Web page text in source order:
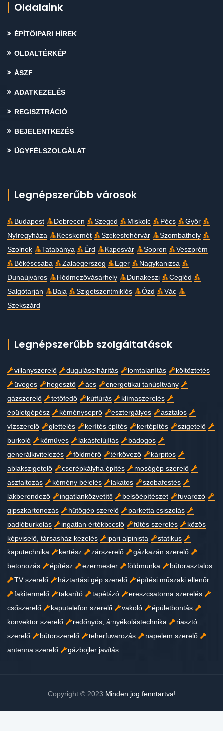
Oldalaink
ÉPÍTŐIPARI HÍREK
OLDALTÉRKÉP
ÁSZF
ADATKEZELÉS
REGISZTRÁCIÓ
BEJELENTKEZÉS
ÜGYFÉLSZOLGÁLAT
Legnépszerűbb városok
Budapest Debrecen Szeged Miskolc Pécs
Győr
Nyíregyháza
Kecskemét Székesfehérvár
Szombathely
Szolnok
Tatabánya Érd Kaposvár Sopron
Veszprém
Békéscsaba
Zalaegerszeg Eger
Nagykanizsa
Dunaújváros
Hódmezővásárhely Dunakeszi
Cegléd
Salgótarján
Baja Szigetszentmiklós Ózd
Vác
Szekszárd
Legnépszerűbb szolgáltatások
villanyszerelő duguláselhárítás lomtalanítás
költöztetés
üveges
hegesztő ács
energetikai tanúsítvány
gázszerelő
tetőfedő kútfúrás
klímaszerelés
épületgépész
kéményseprő esztergályos
asztalos
vízszerelő
glettelés kerítés építés kertépítés
szigetelő
burkoló
kőműves lakásfelújítás
bádogos
generálkivitelezés
földmérő térkövező
kárpitos
ablakszigetelő
cserépkályha építés
mosógép szerelő
aszfaltozás
kémény bélelés lakatos
szobafestés
lakberendező
ingatlanközvetítő belsőépítészet
fuvarozó
gipszkartonozás
hűtőgép szerelő
parketta csiszolás
padlóburkolás
ingatlan értékbecslő fűtés szerelés
közös
képviselő, társasház kezelés
ipari alpinista
statikus
kaputechnika
kertész zárszerelő
gázkazán szerelő
betonozás
építész ezermester földmunka
bútorasztalos
TV szerelő
háztartási gép szerelő
építési műszaki ellenőr
fakitermelő
takarító tapétázó
ereszcsatorna szerelés
csőszerelő
kaputelefon szerelő vakoló
épületbontás
konvektor szerelő
redőnyös, árnyékolástechnika
riasztó
szerelő
bútorszerelő teherfuvarozás
napelem szerelő
antenna szerelő
gázbojler javítás
Copyright © 2023 Minden jog fenntartva!